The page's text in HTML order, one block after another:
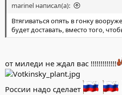
marinel написал(а):
Втягиваться опять в гонку
будет доставать, вместо того,
от миледи не ждал вас !!!!!!!!!!!!!
России надо сделает